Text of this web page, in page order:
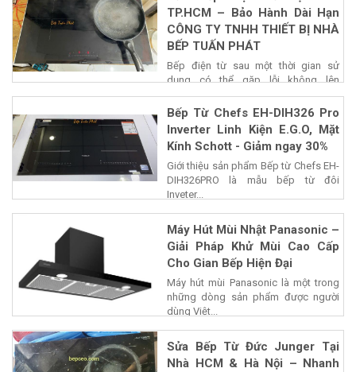
TP.HCM – Bảo Hành Dài Hạn
CÔNG TY TNHH THIẾT BỊ NHÀ
BẾP TUẤN PHÁT
Bếp điện từ sau một thời gian sử
dụng có thể gặp lỗi không lên
nguồn,...
Bếp Từ Chefs EH-DIH326 Pro
Inverter Linh Kiện E.G.O, Mặt
Kính Schott - Giảm ngay 30%
Giới thiệu sản phẩm Bếp từ Chefs EH-
DIH326PRO là mẫu bếp từ đôi
Inveter...
Máy Hút Mùi Nhật Panasonic –
Giải Pháp Khử Mùi Cao Cấp
Cho Gian Bếp Hiện Đại
Máy hút mùi Panasonic là một trong
những dòng sản phẩm được người
dùng Việt...
Sửa Bếp Từ Đức Junger Tại
Nhà HCM & Hà Nội – Nhanh